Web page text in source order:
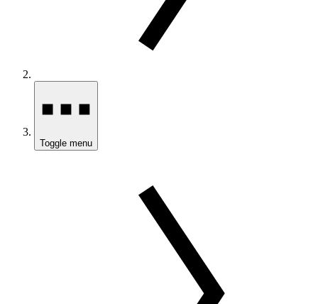
Toggle menu